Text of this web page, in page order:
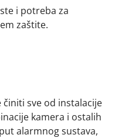
i potreba za
zaštite.
sve od instalacije
kamera i ostalih
alarmnog sustava,